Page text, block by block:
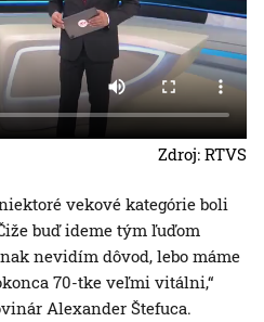
Zdroj: RTVS
vekové kategórie boli
buď ideme tým ľuďom
nevidím dôvod, lebo máme
70-tke veľmi vitálni,“
Alexander Štefuca.